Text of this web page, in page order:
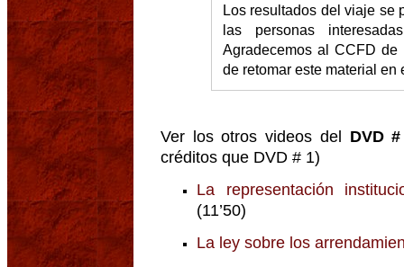
Los resultados del viaje se
las personas
Agradecemos al CCFD
de retomar este material en
Ver los otros videos del DVD
créditos que DVD # 1)
La representación
(11’50)
La ley sobre los